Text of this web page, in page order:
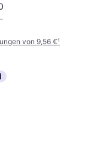
Anzahl Eier
von 9,56 €¹